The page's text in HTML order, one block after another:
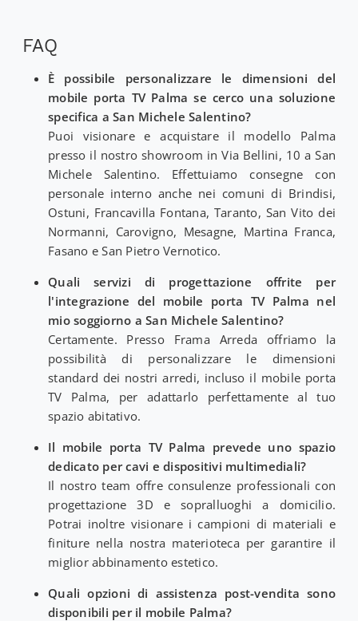
FAQ
È possibile personalizzare le dimensioni del
mobile porta TV Palma se cerco una soluzione
specifica a San Michele Salentino?
Puoi visionare e acquistare il modello Palma
presso il nostro showroom in Via Bellini, 10 a San
Michele Salentino. Effettuiamo consegne con
personale interno anche nei comuni di Brindisi,
Ostuni, Francavilla Fontana, Taranto, San Vito dei
Normanni, Carovigno, Mesagne, Martina Franca,
Fasano e San Pietro Vernotico.
Quali servizi di progettazione offrite per
l'integrazione del mobile porta TV Palma nel
mio soggiorno a San Michele Salentino?
Certamente. Presso Frama Arreda offriamo la
possibilità di personalizzare le dimensioni
standard dei nostri arredi, incluso il mobile porta
TV Palma, per adattarlo perfettamente al tuo
spazio abitativo.
Il mobile porta TV Palma prevede uno spazio
dedicato per cavi e dispositivi multimediali?
Il nostro team offre consulenze professionali con
progettazione 3D e sopralluoghi a domicilio.
Potrai inoltre visionare i campioni di materiali e
finiture nella nostra materioteca per garantire il
miglior abbinamento estetico.
Quali opzioni di assistenza post-vendita sono
disponibili per il mobile Palma?